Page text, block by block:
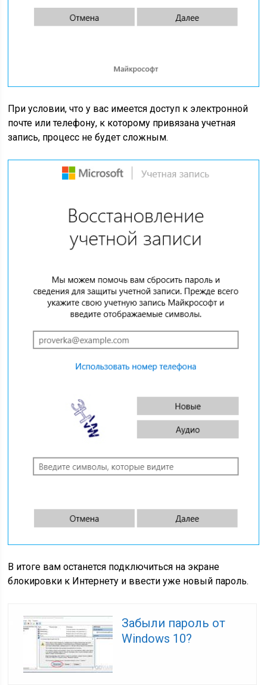
При условии, что у вас имеется доступ к электронной
почте или телефону, к которому привязана учетная
запись, процесс не будет сложным.
В итоге вам останется подключиться на экране
блокировки к Интернету и ввести уже новый пароль.
Забыли пароль от
Windows 10?